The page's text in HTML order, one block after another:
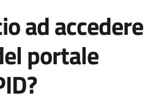
ad accedere
portale